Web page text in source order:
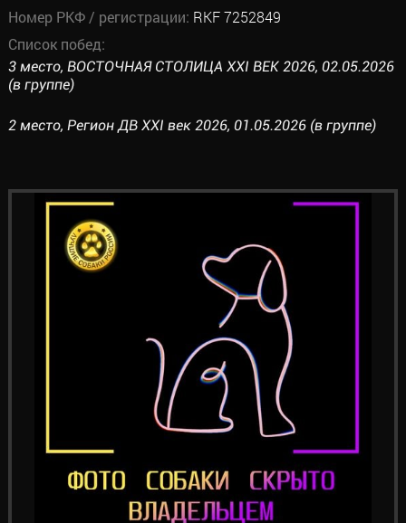
Номер РКФ / регистрации: RKF 7252849
Список побед:
3 место, ВОСТОЧНАЯ СТОЛИЦА XXI ВЕК 2026, 02.05.2026
(в группе)
2 место, Регион ДВ XXI век 2026, 01.05.2026 (в группе)